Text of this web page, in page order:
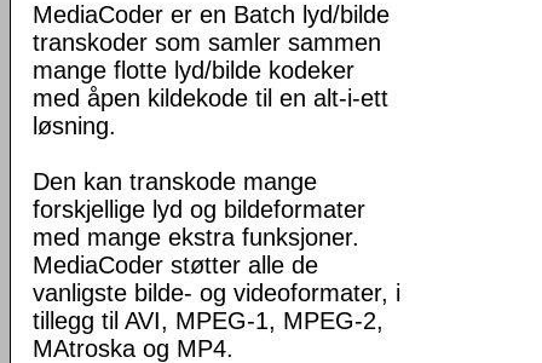
MediaCoder er en Batch lyd/bilde
transkoder som samler sammen
mange flotte lyd/bilde kodeker
med åpen kildekode til en alt-i-ett
løsning.
Den kan transkode mange
forskjellige lyd og bildeformater
med mange ekstra funksjoner.
MediaCoder støtter alle de
vanligste bilde- og videoformater, i
tillegg til AVI, MPEG-1, MPEG-2,
MAtroska og MP4.